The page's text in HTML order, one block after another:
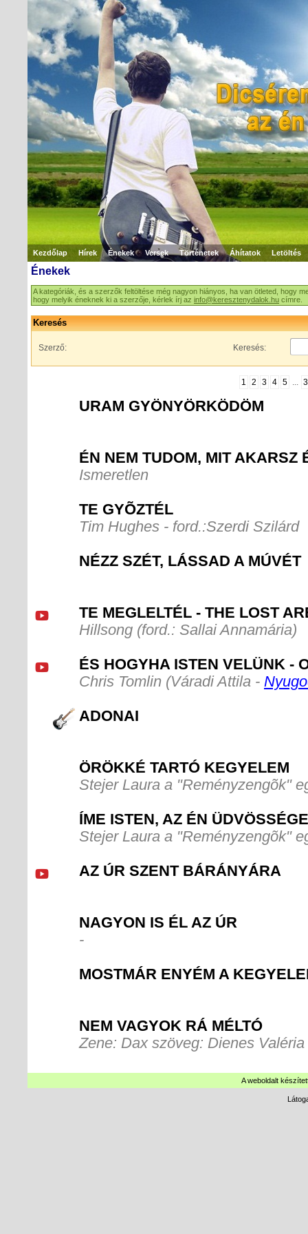
Kezdőlap Hírek Énekek Versek Történetek Áhítatok Letöltés
Énekek
A kategóriák, és a szerzők feltöltése még nagyon hiányos, ha van ötleted, hogy
hogy melyik éneknek ki a szerzője, kérlek írj az info@keresztenydalok.hu címre.
Keresés
Szerző: Keresés:
1 2 3 4 5
URAM GYÖNYÖRKÖDÖM
ÉN NEM TUDOM, MIT AKARSZ
Ismeretlen
TE GYÕZTÉL
Tim Hughes - ford.:Szerdi Szilárd
NÉZZ SZÉT, LÁSSAD A MÚVÉT
TE MEGLELTÉL - THE LOST
Hillsong (ford.: Sallai Annamária)
ÉS HOGYHA ISTEN VELÜNK -
Chris Tomlin (Váradi Attila -
ADONAI
ÖRÖKKÉ TARTÓ KEGYELEM
Stejer Laura a "Reményzengõk"
ÍME ISTEN, AZ ÉN
Stejer Laura a "Reményzengõk"
AZ ÚR SZENT BÁRÁNYÁRA
NAGYON IS ÉL AZ ÚR
-
MOSTMÁR ENYÉM A
NEM VAGYOK RÁ MÉLTÓ
Zene: Dax szöveg: Dienes Valéria
A weboldalt